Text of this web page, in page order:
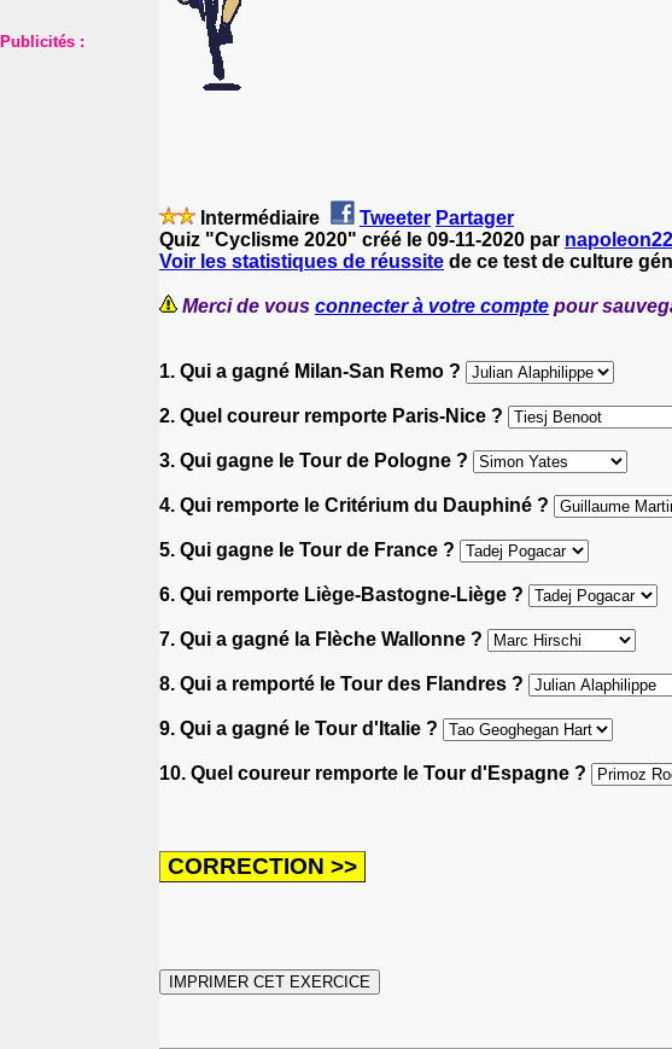
Publicités :
Intermédiaire Tweeter Partager
Quiz "Cyclisme 2020" créé le 09-11-2020 par napoleon22
Voir les statistiques de réussite de ce test de culture
Merci de vous connecter à votre compte pour
1. Qui a gagné Milan-San Remo ?
2. Quel coureur remporte Paris-Nice ?
3. Qui gagne le Tour de Pologne ?
4. Qui remporte le Critérium du Dauphiné ?
5. Qui gagne le Tour de France ?
6. Qui remporte Liège-Bastogne-Liège ?
7. Qui a gagné la Flèche Wallonne ?
8. Qui a remporté le Tour des Flandres ?
9. Qui a gagné le Tour d'Italie ?
10. Quel coureur remporte le Tour d'Espagne ?